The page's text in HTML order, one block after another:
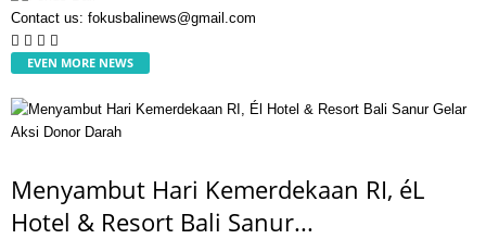
Contact us: fokusbalinews@gmail.com
EVEN MORE NEWS
Menyambut Hari Kemerdekaan RI, éL
Hotel & Resort Bali Sanur...